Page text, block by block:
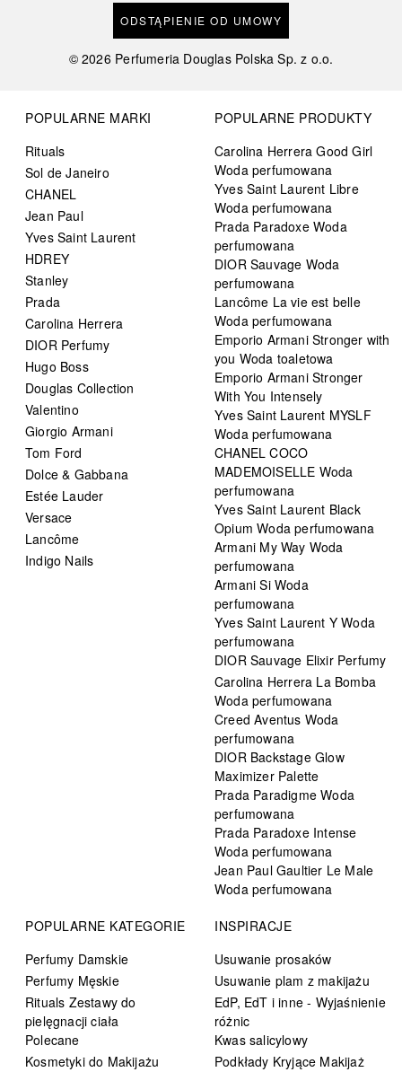
ODSTĄPIENIE OD UMOWY
©2026 Perfumeria Douglas Polska Sp. z o.o.
POPULARNE MARKI
Rituals
Sol de Janeiro
CHANEL
Jean Paul
Yves Saint Laurent
HDREY
Stanley
Prada
Carolina Herrera
DIOR Perfumy
Hugo Boss
Douglas Collection
Valentino
Giorgio Armani
Tom Ford
Dolce & Gabbana
Estée Lauder
Versace
Lancôme
Indigo Nails
POPULARNE PRODUKTY
Carolina Herrera Good Girl
Woda perfumowana
Yves Saint Laurent Libre
Woda perfumowana
Prada Paradoxe Woda
perfumowana
DIOR Sauvage Woda
perfumowana
Lancôme La vie est belle
Woda perfumowana
Emporio Armani Stronger with
you Woda toaletowa
Emporio Armani Stronger
With You Intensely
Yves Saint Laurent MYSLF
Woda perfumowana
CHANEL COCO
MADEMOISELLE Woda
perfumowana
Yves Saint Laurent Black
Opium Woda perfumowana
Armani My Way Woda
perfumowana
Armani Si Woda
perfumowana
Yves Saint Laurent Y Woda
perfumowana
DIOR Sauvage Elixir Perfumy
Carolina Herrera La Bomba
Woda perfumowana
Creed Aventus Woda
perfumowana
DIOR Backstage Glow
Maximizer Palette
Prada Paradigme Woda
perfumowana
Prada Paradoxe Intense
Woda perfumowana
Jean Paul Gaultier Le Male
Woda perfumowana
POPULARNE KATEGORIE
Perfumy Damskie
Perfumy Męskie
Rituals Zestawy do
pielęgnacji ciała
Polecane
Kosmetyki do Makijażu
INSPIRACJE
Usuwanie prosaków
Usuwanie plam z makijażu
EdP, EdT i inne - Wyjaśnienie
różnic
Kwas salicylowy
Podkłady Kryjące Makijaż